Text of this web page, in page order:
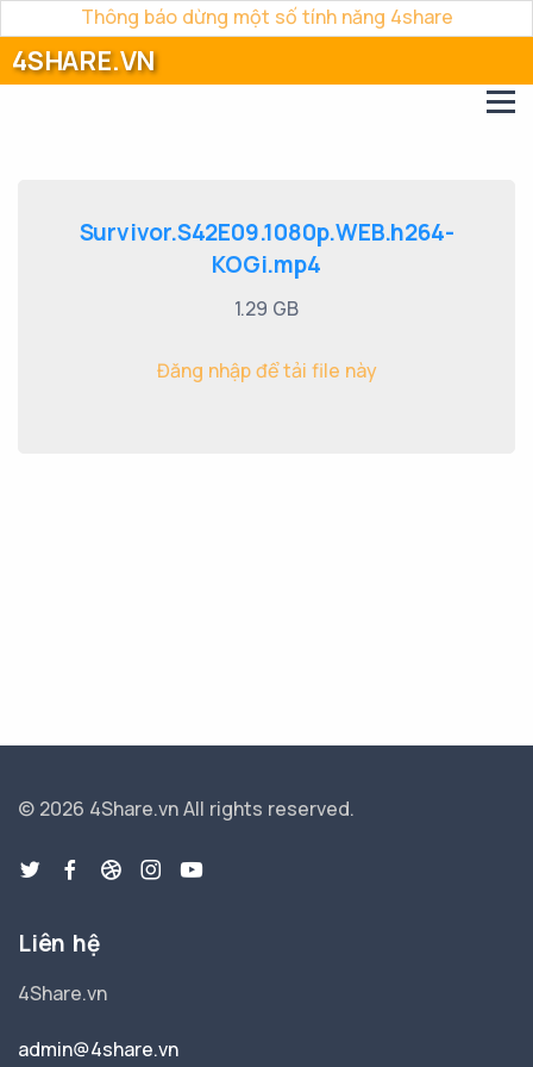
Thông báo dừng một số tính năng 4share
4SHARE.VN
Survivor.S42E09.1080p.WEB.h264-
KOGi.mp4
1.29 GB
Đăng nhập để tải file này
© 2026 4Share.vnAll rights reserved.
Liên hệ
4Share.vn
admin@4share.vn